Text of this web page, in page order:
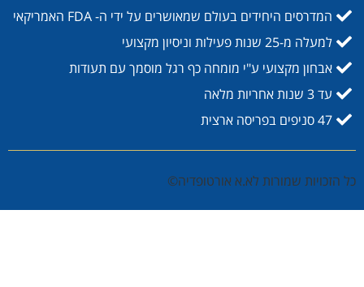
המדרסים היחידים בעולם שמאושרים על ידי ה- FDA האמריקאי
למעלה מ-25 שנות פעילות וניסיון מקצועי
אבחון מקצועי ע"י מומחה כף רגל מוסמך עם תעודות
עד 3 שנות אחריות מלאה
47 סניפים בפריסה ארצית
כל הזכויות שמורות לא.א אורטופדיה©